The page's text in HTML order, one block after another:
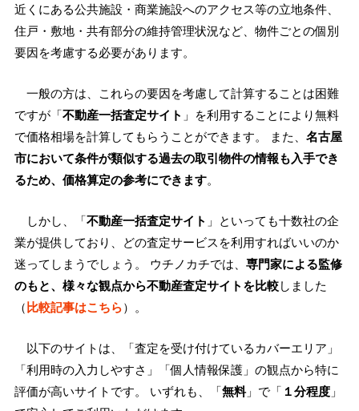
近くにある公共施設・商業施設へのアクセス等の立地条件、
住戸・敷地・共有部分の維持管理状況など、物件ごとの個別
要因を考慮する必要があります。
一般の方は、これらの要因を考慮して計算することは困難
ですが「不動産一括査定サイト 」を利用することにより無料
で価格相場を計算してもらうことができます。 また、 名古屋
市において条件が類似する過去の取引物件の情報も入手でき
るため、価格算定の参考にできます。
しかし、「不動産一括査定サイト 」といっても十数社の企
業が提供しており、どの査定サービスを利用すればいいのか
迷ってしまうでしょう。 ウチノカチでは、 専門家による監修
のもと、様々な観点から不動産査定サイトを比較しました
（比較記事はこちら）。
以下のサイトは、「査定を受け付けているカバーエリア」
「利用時の入力しやすさ」「個人情報保護」の観点から特に
評価が高いサイトです。 いずれも、「無料」で「 １分程度 」